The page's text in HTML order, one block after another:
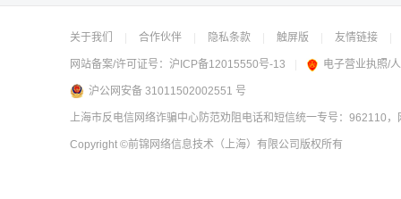
关于我们 合作伙伴 隐私条款 触屏版 友情链接
网站备案/许可证号： 沪ICP备12015550号-13 电子营业执照/
沪公网安备 31011502002551 号
上海市反电信网络诈骗中心防范劝阻电话和短信统一专号：962110
Copyright ©前锦网络信息技术（上海）有限公司 版权所有